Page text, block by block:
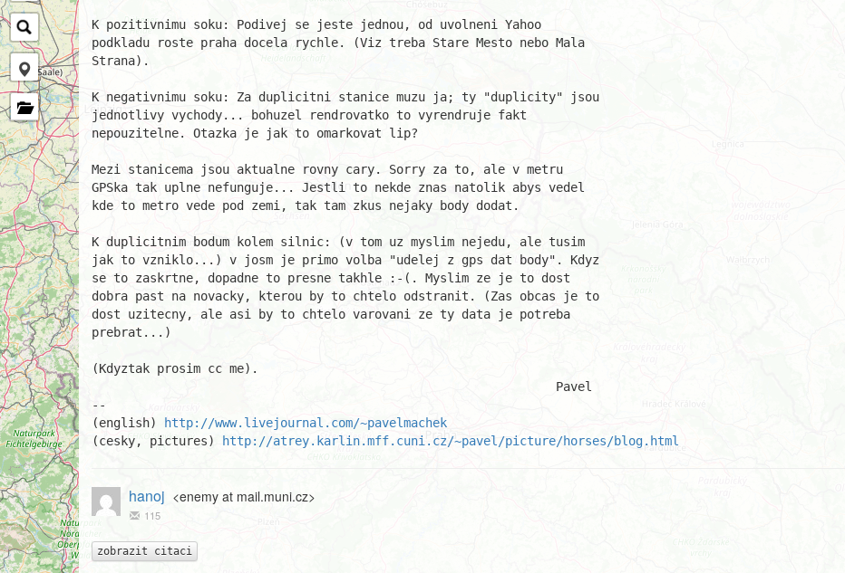
K pozitivnimu soku: Podivej se jeste jednou, od uvolneni Yahoo
podkladu roste praha docela rychle. (Viz treba Stare Mesto nebo Mala
Strana).
K negativnimu soku: Za duplicitni stanice muzu ja; ty "duplicity" jsou
jednotlivy vychody... bohuzel rendrovatko to vyrendruje fakt
nepouzitelne. Otazka je jak to omarkovat lip?
Mezi stanicema jsou aktualne rovny cary. Sorry za to, ale v metru
GPSka tak uplne nefunguje... Jestli to nekde znas natolik abys vedel
kde to metro vede pod zemi, tak tam zkus nejaky body dodat.
K duplicitnim bodum kolem silnic: (v tom uz myslim nejedu, ale tusim
jak to vzniklo...) v josm je primo volba "udelej z gps dat body". Kdyz
se to zaskrtne, dopadne to presne takhle :-(. Myslim ze je to dost
dobra past na novacky, kterou by to chtelo odstranit. (Zas obcas je to
dost uzitecny, ale asi by to chtelo varovani ze ty data je potreba
prebrat...)
(Kdyztak prosim cc me).
--
(english)
http://www.livejournal.com/~pavelmachek
(cesky, pictures)
http://atrey.karlin.mff.cuni.cz/~pavel/picture/horses/blog.html
hanoj <enemy at mail.muni.cz>
115
zobrazit citaci